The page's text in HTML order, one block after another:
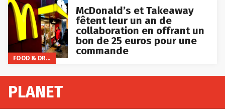
FOOD & DRINKS
McDonald’s et Takeaway
fêtent leur un an de
collaboration en offrant un
bon de 25 euros pour une
commande
PLANET